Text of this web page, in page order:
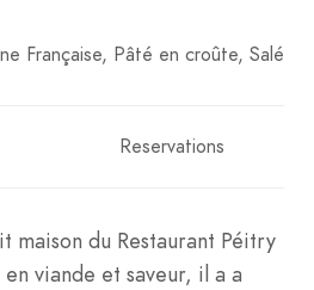
Française Pâté en croûte Salé
Reservations
maison du Restaurant Péitry
viande et saveur, il a a